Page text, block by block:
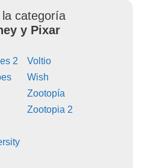
categoría
y Pixar
2
Voltio
Wish
Zootopía
Zootopia 2